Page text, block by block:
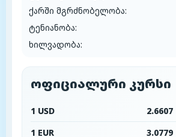
ქარში მგრძნობელობა:
ტენიანობა:
ხილვადობა:
ოფიციალური კურსი
1 USD
2.6607
1 EUR
3.0779